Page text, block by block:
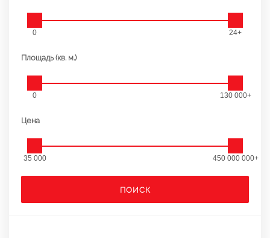
0 24+
Площадь (кв. м.)
0 130 000+
Цена
35 000 450 000 000+
ПОИСК